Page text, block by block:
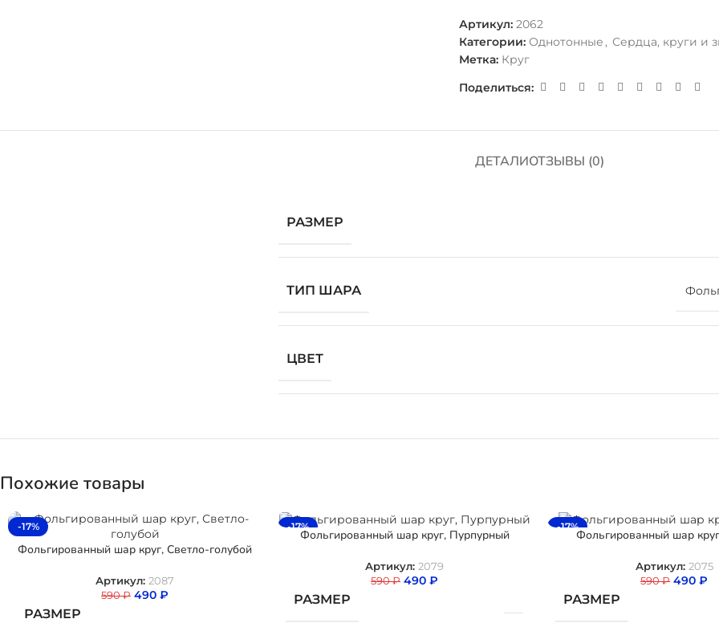
Артикул:2062
Категории: Однотонные , Сердца, круги и
Метка: Круг
Поделиться:
ДЕТАЛИОТЗЫВЫ (0)
РАЗМЕР
ТИП ШАРА
ЦВЕТ
Похожие товары
-17%
Фольгированный шар круг, Светло-голубой
Артикул: 2087
590₽ 490 ₽
РАЗМЕР
-17%
Фольгированный шар круг, Пурпурный
Артикул: 2079
590₽ 490 ₽
РАЗМЕР
-17%
Фольгированный шар
Артикул: 2075
590₽ 490 ₽
РАЗМЕР